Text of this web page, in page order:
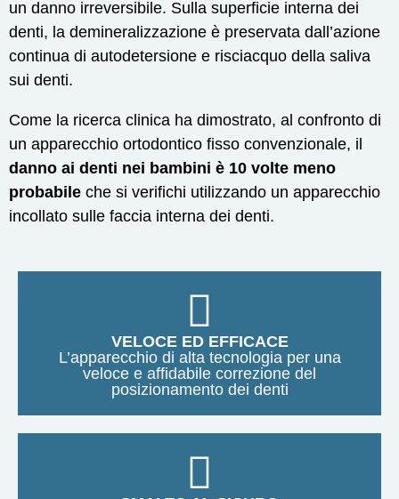
un danno irreversibile. Sulla superficie interna dei
denti, la demineralizzazione è preservata dall’azione
continua di autodetersione e risciacquo della saliva
sui denti.
Come la ricerca clinica ha dimostrato, al confronto di
un apparecchio ortodontico fisso convenzionale, il
danno ai denti nei bambini è 10 volte meno
probabile che si verifichi utilizzando un apparecchio
incollato sulle faccia interna dei denti.
VELOCE ED EFFICACE
L’apparecchio di alta tecnologia per una
veloce e affidabile correzione del
posizionamento dei denti